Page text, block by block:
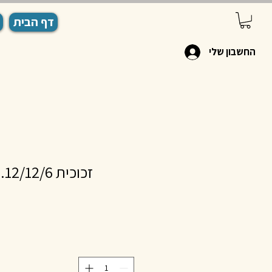
דף הבית
החשבון שלי
זכוכית 12/12/6. 800 גרם # 25